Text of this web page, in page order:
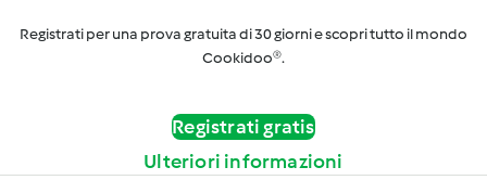
Registrati per una prova gratuita di 30 giorni e scopri tutto il mondo
Cookidoo®.
Registrati gratis
Ulteriori informazioni